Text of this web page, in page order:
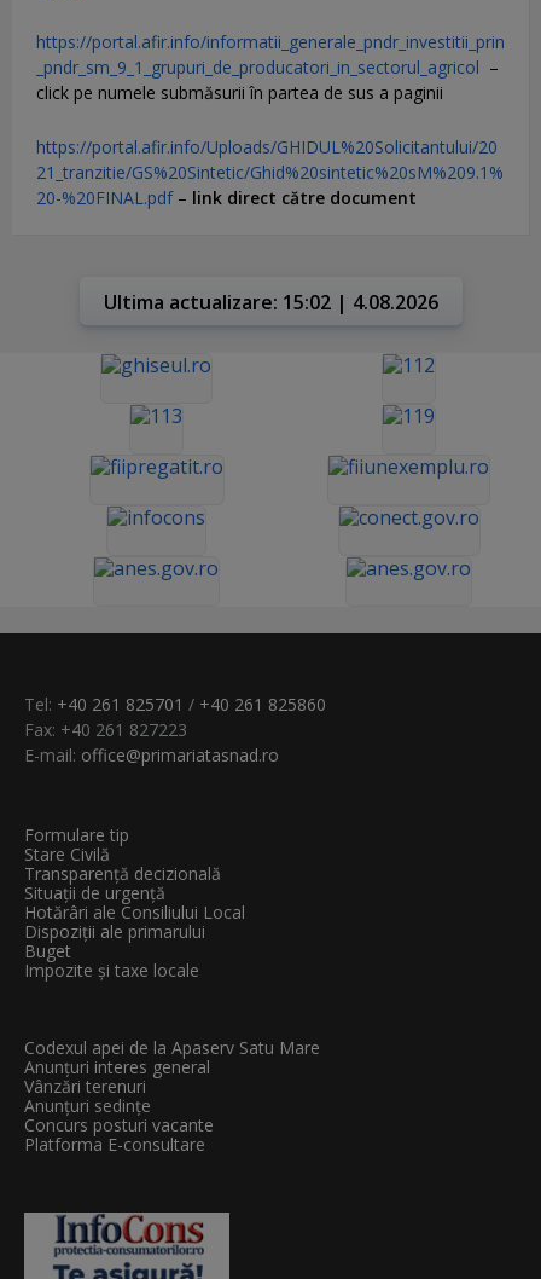
https://portal.afir.info/informatii_generale_pndr_investitii_prin
_pndr_sm_9_1_grupuri_de_producatori_in_sectorul_agricol –
click pe numele submăsurii în partea de sus a paginii
https://portal.afir.info/Uploads/GHIDUL%20Solicitantului/20
21_tranzitie/GS%20Sintetic/Ghid%20sintetic%20sM%209.1%
20-%20FINAL.pdf– link direct către document
Ultima actualizare: 15:02 | 4.08.2026
Tel: +40 261 825701 / +40 261 825860
Fax: +40 261 827223
E-mail: office@primariatasnad.ro
Formulare tip
Stare Civilă
Transparenţă decizională
Situații de urgență
Hotărâri ale Consiliului Local
Dispoziții ale primarului
Buget
Impozite și taxe locale
Codexul apei de la Apaserv Satu Mare
Anunțuri interes general
Vânzări terenuri
Anunțuri sedințe
Concurs posturi vacante
Platforma E-consultare